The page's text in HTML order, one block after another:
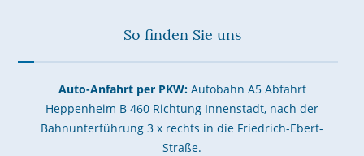
So finden Sie uns
Auto-Anfahrt per PKW:Autobahn A5 Abfahrt
Heppenheim B 460 Richtung Innenstadt, nach der
Bahnunterführung 3 x rechts in die Friedrich-Ebert-
Straße.